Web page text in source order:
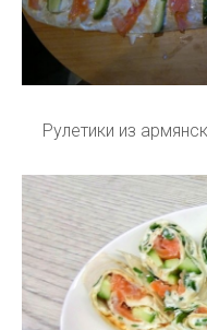
Рулетики из